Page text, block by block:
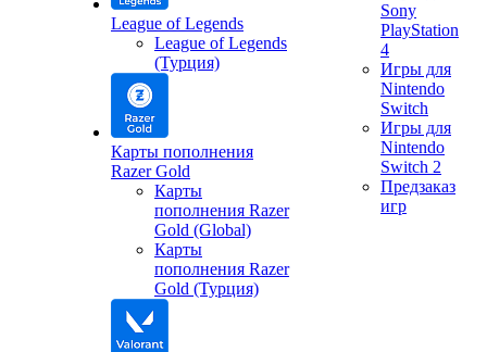
League of Legends
League of Legends
(Турция)
Карты пополнения
Razer Gold
Карты
пополнения Razer
Gold (Global)
Карты
пополнения Razer
Gold (Турция)
Sony
PlayStation
4
Игры для
Nintendo
Switch
Игры для
Nintendo
Switch 2
Предзаказ
игр